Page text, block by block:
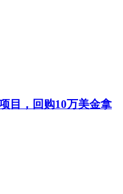
目，回购10万美金拿